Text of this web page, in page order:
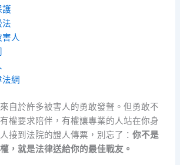
護
法
害人
網
自於許多被害人的勇敢發聲。但勇敢不
權要求陪伴，有權讓專業的人站在你身
接到法院的證人傳票，別忘了：你不是
，就是法律送給你的最佳戰友。